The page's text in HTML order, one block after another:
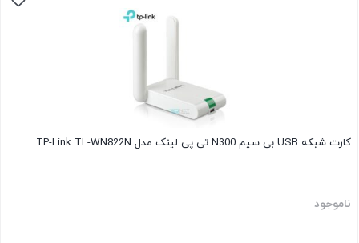
کارت شبکه USB بی‌ سیم N300 تی پی لینک مدل TP-Link TL-WN822N
ناموجود